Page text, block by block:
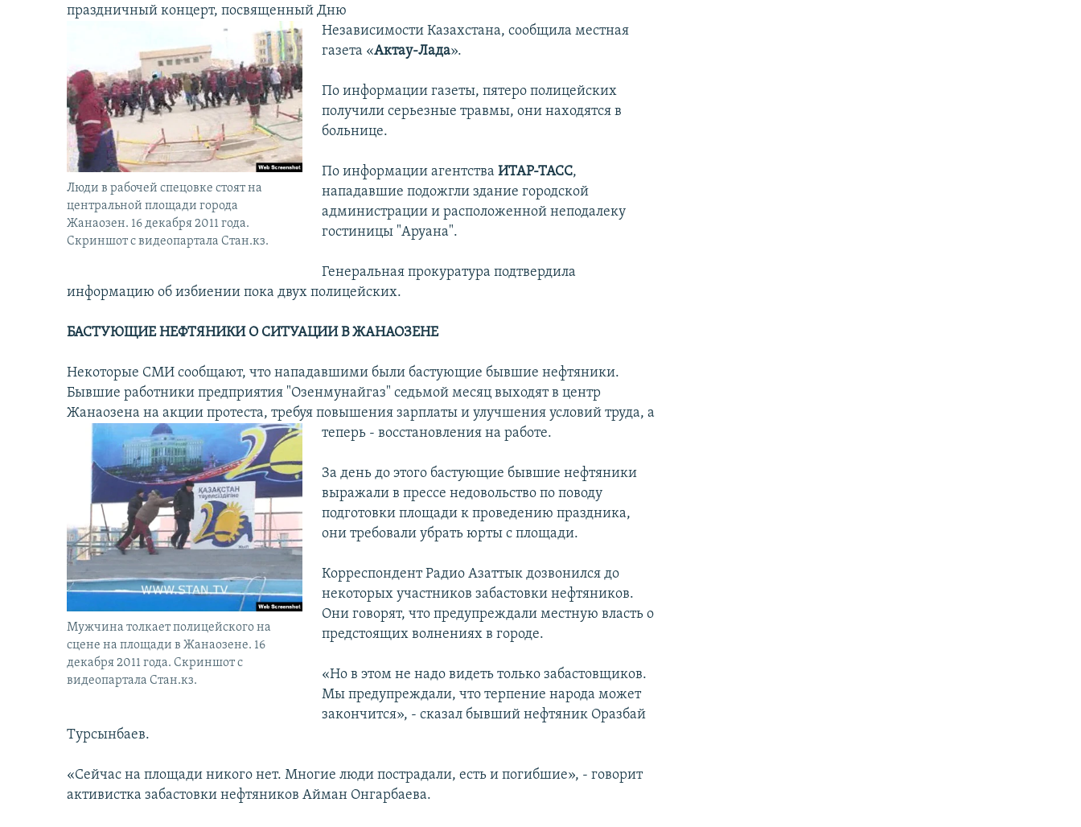
праздничный концерт, посвященный Дню
Люди в рабочей спецовке стоят на
центральной площади города
Жанаозен. 16 декабря 2011 года.
Скриншот с видеопартала Стан.кз.
Независимости Казахстана, сообщила местная
газета «Актау-Лада».
По информации газеты, пятеро полицейских
получили серьезные травмы, они находятся в
больнице.
По информации агентства ИТАР-ТАСС,
нападавшие подожгли здание городской
администрации и расположенной неподалеку
гостиницы "Аруана".
Генеральная прокуратура подтвердила
информацию об избиении пока двух полицейских.
БАСТУЮЩИЕ НЕФТЯНИКИ О СИТУАЦИИ В ЖАНАОЗЕНЕ
Некоторые СМИ сообщают, что нападавшими были бастующие бывшие нефтяники.
Бывшие работники предприятия "Озенмунайгаз" седьмой месяц выходят в центр
Жанаозена на акции протеста, требуя повышения зарплаты и улучшения условий труда, а
теперь - восстановления на
Мужчина толкает полицейского на
сцене на площади в Жанаозене. 16
декабря 2011 года. Скриншот с
видеопартала Стан.кз.
работе.
За день до этого бастующие бывшие нефтяники
выражали в прессе недовольство по поводу
подготовки площади к проведению праздника,
они требовали убрать юрты с площади.
Корреспондент Радио Азаттык дозвонился до
некоторых участников забастовки нефтяников.
Они говорят, что предупреждали местную власть о
предстоящих волнениях в городе.
«Но в этом не надо видеть только забастовщиков.
Мы предупреждали, что терпение народа может
закончится», - сказал бывший нефтяник Оразбай
Турсынбаев.
«Сейчас на площади никого нет. Многие люди пострадали, есть и погибшие», - говорит
активистка забастовки нефтяников Айман Онгарбаева.